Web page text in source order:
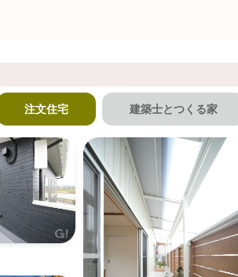
注文住宅 建築士とつくる家